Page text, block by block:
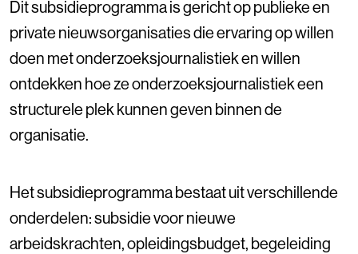
Dit subsidieprogramma is gericht op publieke en
private nieuwsorganisaties die ervaring op willen
doen met onderzoeksjournalistiek en willen
ontdekken hoe ze onderzoeksjournalistiek een
structurele plek kunnen geven binnen de
organisatie.
Het subsidieprogramma bestaat uit verschillende
onderdelen: subsidie voor nieuwe
arbeidskrachten, opleidingsbudget, begeleiding